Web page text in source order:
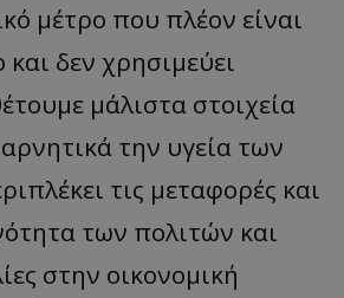
μέτρο που πλέον είναι
και δεν χρησιμεύει
μάλιστα στοιχεία
την υγεία των
τις μεταφορές και
των πολιτών και
στην οικονομική